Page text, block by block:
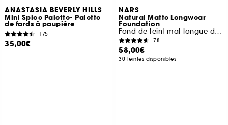
ANASTASIA BEVERLY HILLS
Mini Spice Palette- Palette
de fards à paupière
175
35,00€
NARS
Natural Matte Longwear
Foundation
Fond de teint mat longue durée
78
58,00€
30 teintes disponibles